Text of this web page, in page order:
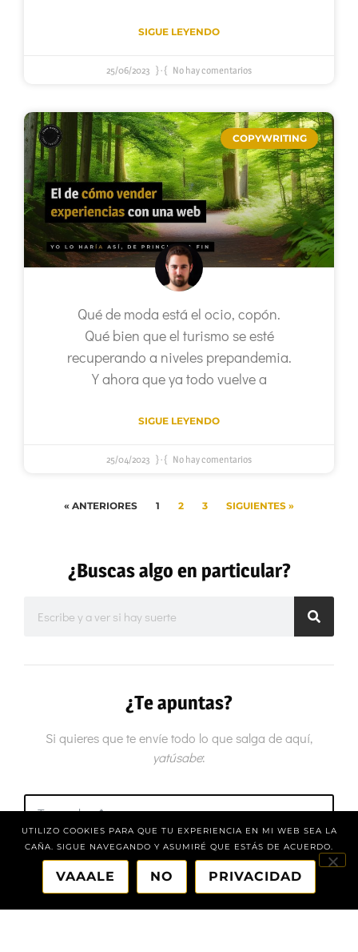
SIGUE LEYENDO
25/06/2023 No hay comentarios
COPYWRITING
Qué de moda está el ocio, copón.
Qué bien que el turismo se esté
recuperando a niveles prepandemia.
Y ahora que ya todo vuelve a
SIGUE LEYENDO
25/04/2023 No hay comentarios
« ANTERIORES 1 2 3 SIGUIENTES »
¿Buscas algo en particular?
¿Te apuntas?
Si quieres que te envíe todo lo que salga de aquí,
yatúsabe:
UTILIZO COOKIES PARA QUE TU EXPERIENCIA EN MI WEB SEA LA
CAÑA. SIGUE NAVEGANDO Y ASUMIRÉ QUE ESTÁS DE ACUERDO.
VAAALE NO PRIVACIDAD